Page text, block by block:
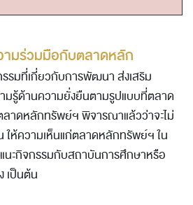
ามร่วมมือกับตลาดหลัก
รมที่เกี่ยวกับการพัฒนา ส่งเสริม
มรู้ด้านความยั่งยืนตามรูปแบบที่ตลาด
าดหลักทรัพย์ฯ พิจารณาแล้วว่าจะไม่
ให้ความเห็นแก่ตลาดหลักทรัพย์ฯ ใน
ะกิจกรรมกับสถาบันการศึกษาหรือ
เป็นต้น